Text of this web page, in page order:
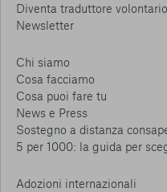
Diventa traduttore volontario
Newsletter
Chi siamo
Cosa facciamo
Cosa puoi fare tu
News e Press
Sostegno a distanza
5 per 1000: la guida per
Adozioni internazionali